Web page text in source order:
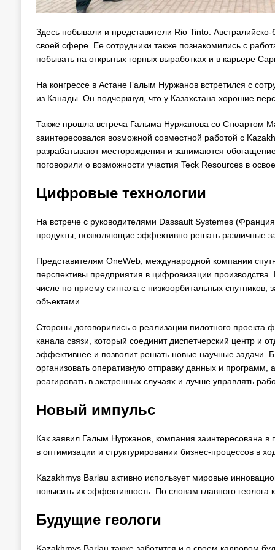
Здесь побывали и представители Rio Tinto.
своей сфере. Ее сотрудники также познакомились с
побывать на открытых горных выработках и в карьере
На конгрессе в Астане Галым Нуржанов встретился с
из Канады. Он подчеркнул, что у Казахстана хорошие
Также прошла встреча Галыма Нуржанова со Стюартом
заинтересовался возможной совместной работой с
разрабатывают месторождения и занимаются
поговорили о возможности участия Teck Resources в
Цифровые технологии
На встрече с руководителями Dassault Systemes
продукты, позволяющие эффективно решать различные
Представителям OneWeb, международной компании
перспективы предприятия в цифровизации
числе по приему сигнала с низкоорбитальных спутников,
объектами.
Стороны договорились о реализации пилотного проекта
канала связи, который соединит диспетчерский центр и
эффективнее и позволит решать новые научные задачи.
организовать оперативную отправку данных и
реагировать в экстренных случаях и лучше управлять
Новый импульс
Как заявил Галым Нуржанов, компания заинтересована
в оптимизации и структурировании бизнес-процессов в
Kazakhmys Barlau активно использует мировые
повысить их эффективность. По словам главного
Будущие геологи